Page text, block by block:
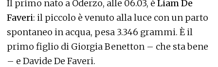
Il primo nato a Oderzo, alle 06.03, è Liam De
Faveri: il piccolo è venuto alla luce con un parto
spontaneo in acqua, pesa 3.346 grammi. È il
primo figlio di Giorgia Benetton – che sta bene
– e Davide De Faveri.